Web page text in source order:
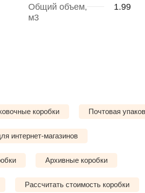
Общий объем,
м3
1.99
коробки Почтовая
интернет-магазинов
Архивные коробки
Рассчитать стоимость коробки